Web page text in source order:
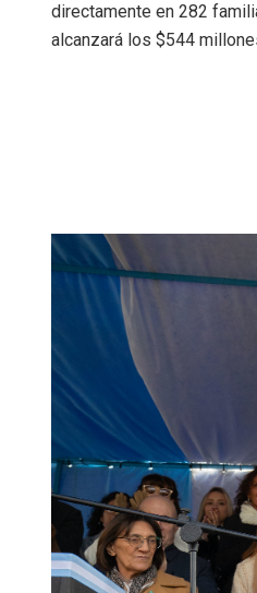
directamente en 282
alcanzará los $544